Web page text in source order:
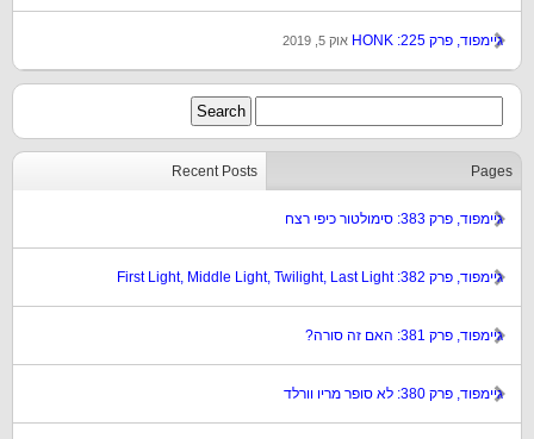
גיימפוד, פרק 225: HONK אוק 5, 2019
Recent Posts Pages
גיימפוד, פרק 383: סימולטור כיפי רצח
גיימפוד, פרק 382: First Light, Middle Light, Twilight, Last Light
גיימפוד, פרק 381: האם זה סורה?
גיימפוד, פרק 380: לא סופר מריו וורלד